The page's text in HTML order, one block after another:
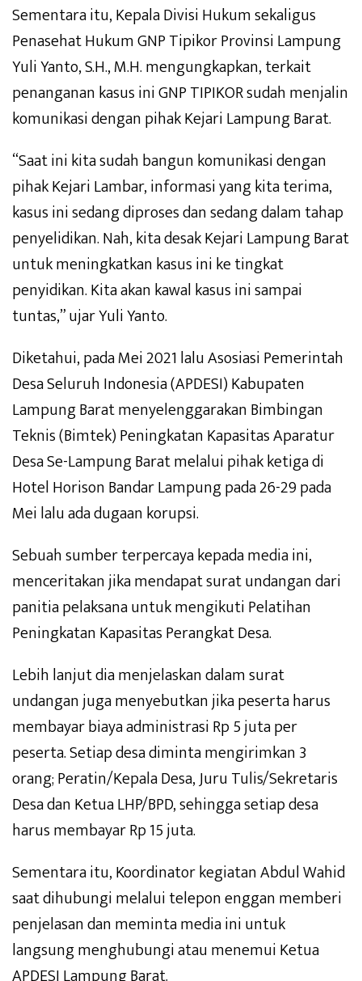
Sementara itu, Kepala Divisi Hukum sekaligus
Penasehat Hukum GNP Tipikor Provinsi Lampung
Yuli Yanto, S.H., M.H. mengungkapkan, terkait
penanganan kasus ini GNP TIPIKOR sudah menjalin
komunikasi dengan pihak Kejari Lampung Barat.
“Saat ini kita sudah bangun komunikasi dengan
pihak Kejari Lambar, informasi yang kita terima,
kasus ini sedang diproses dan sedang dalam tahap
penyelidikan. Nah, kita desak Kejari Lampung Barat
untuk meningkatkan kasus ini ke tingkat
penyidikan. Kita akan kawal kasus ini sampai
tuntas,” ujar Yuli Yanto.
Diketahui, pada Mei 2021 lalu Asosiasi Pemerintah
Desa Seluruh Indonesia (APDESI) Kabupaten
Lampung Barat menyelenggarakan Bimbingan
Teknis (Bimtek) Peningkatan Kapasitas Aparatur
Desa Se-Lampung Barat melalui pihak ketiga di
Hotel Horison Bandar Lampung pada 26-29 pada
Mei lalu ada dugaan korupsi.
Sebuah sumber terpercaya kepada media ini,
menceritakan jika mendapat surat undangan dari
panitia pelaksana untuk mengikuti Pelatihan
Peningkatan Kapasitas Perangkat Desa.
Lebih lanjut dia menjelaskan dalam surat
undangan juga menyebutkan jika peserta harus
membayar biaya administrasi Rp 5 juta per
peserta. Setiap desa diminta mengirimkan 3
orang; Peratin/Kepala Desa, Juru Tulis/Sekretaris
Desa dan Ketua LHP/BPD, sehingga setiap desa
harus membayar Rp 15 juta.
Sementara itu, Koordinator kegiatan Abdul Wahid
saat dihubungi melalui telepon enggan memberi
penjelasan dan meminta media ini untuk
langsung menghubungi atau menemui Ketua